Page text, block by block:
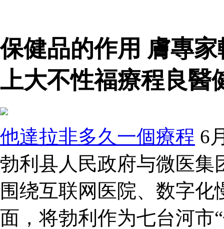
保健品的作用 膚專
上大不性福療程良醫
他達拉非多久一個療程 6
勃利县人民政府与微医集
围绕互联网医院、数字
面，将勃利作为七台河市